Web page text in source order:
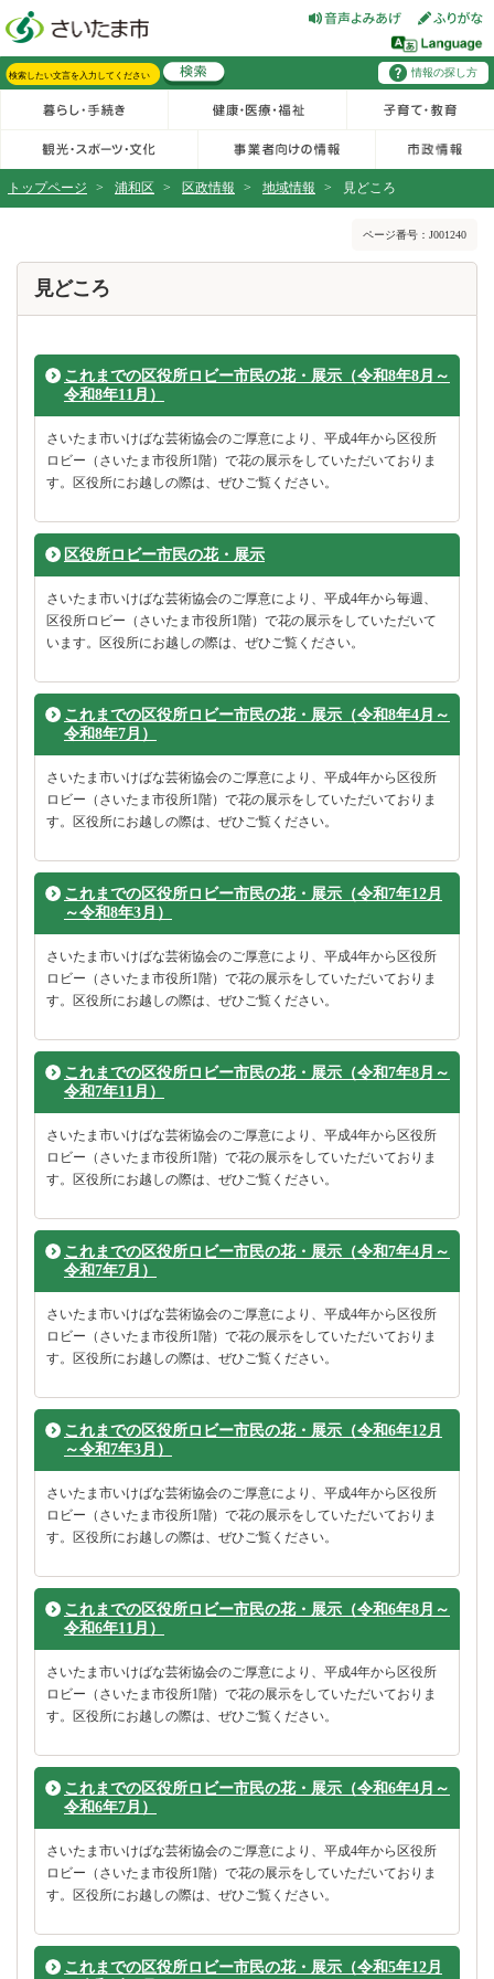
情報の探し方
トップページ > 浦和区 > 区政情報 > 地域情報 > 見どころ
ページ番号：J001240
見どころ
これまでの区役所ロビー市民の花・展示（令和8年8月～
令和8年11月）
さいたま市いけばな芸術協会のご厚意により、平成4年から区役所
ロビー（さいたま市役所1階）で花の展示をしていただいておりま
す。区役所にお越しの際は、ぜひご覧ください。
区役所ロビー市民の花・展示
さいたま市いけばな芸術協会のご厚意により、平成4年から毎週、
区役所ロビー（さいたま市役所1階）で花の展示をしていただいて
います。区役所にお越しの際は、ぜひご覧ください。
これまでの区役所ロビー市民の花・展示（令和8年4月～
令和8年7月）
さいたま市いけばな芸術協会のご厚意により、平成4年から区役所
ロビー（さいたま市役所1階）で花の展示をしていただいておりま
す。区役所にお越しの際は、ぜひご覧ください。
これまでの区役所ロビー市民の花・展示（令和7年12月
～令和8年3月）
さいたま市いけばな芸術協会のご厚意により、平成4年から区役所
ロビー（さいたま市役所1階）で花の展示をしていただいておりま
す。区役所にお越しの際は、ぜひご覧ください。
これまでの区役所ロビー市民の花・展示（令和7年8月～
令和7年11月）
さいたま市いけばな芸術協会のご厚意により、平成4年から区役所
ロビー（さいたま市役所1階）で花の展示をしていただいておりま
す。区役所にお越しの際は、ぜひご覧ください。
これまでの区役所ロビー市民の花・展示（令和7年4月～
令和7年7月）
さいたま市いけばな芸術協会のご厚意により、平成4年から区役所
ロビー（さいたま市役所1階）で花の展示をしていただいておりま
す。区役所にお越しの際は、ぜひご覧ください。
これまでの区役所ロビー市民の花・展示（令和6年12月
～令和7年3月）
さいたま市いけばな芸術協会のご厚意により、平成4年から区役所
ロビー（さいたま市役所1階）で花の展示をしていただいておりま
す。区役所にお越しの際は、ぜひご覧ください。
これまでの区役所ロビー市民の花・展示（令和6年8月～
令和6年11月）
さいたま市いけばな芸術協会のご厚意により、平成4年から区役所
ロビー（さいたま市役所1階）で花の展示をしていただいておりま
す。区役所にお越しの際は、ぜひご覧ください。
これまでの区役所ロビー市民の花・展示（令和6年4月～
令和6年7月）
さいたま市いけばな芸術協会のご厚意により、平成4年から区役所
ロビー（さいたま市役所1階）で花の展示をしていただいておりま
す。区役所にお越しの際は、ぜひご覧ください。
これまでの区役所ロビー市民の花・展示（令和5年12月